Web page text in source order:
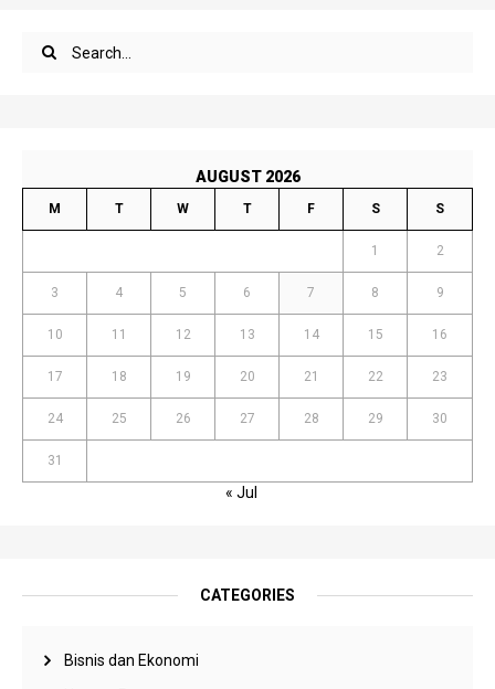
AUGUST 2026
M T W T F S S
1 2
3 4 5 6 7 8 9
10 11 12 13 14 15 16
17 18 19 20 21 22 23
24 25 26 27 28 29 30
31
« Jul
CATEGORIES
Bisnis dan Ekonomi